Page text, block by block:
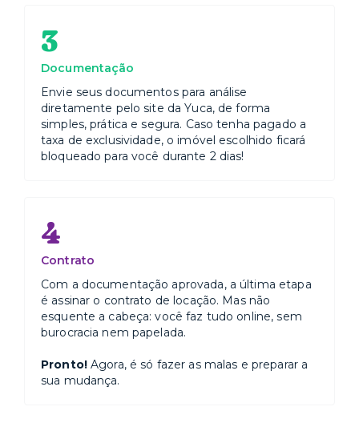
3
Documentação
Envie seus documentos para análise
diretamente pelo site da Yuca, de forma
simples, prática e segura. Caso tenha pagado a
taxa de exclusividade, o imóvel escolhido ficará
bloqueado para você durante 2 dias!
4
Contrato
Com a documentação aprovada, a última etapa
é assinar o contrato de locação. Mas não
esquente a cabeça: você faz tudo online, sem
burocracia nem papelada.
Pronto!Agora, é só fazer as malas e preparar a
sua mudança.